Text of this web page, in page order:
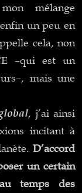
mélange
un peu en
cela, non
–qui est un
mais une
, j’ai ainsi
incitant à
D’accord
un certain
temps des